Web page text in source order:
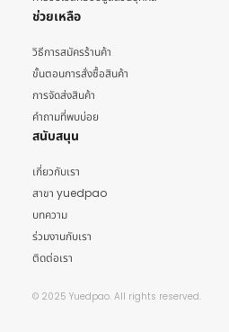
ช่วยเหลือ
วิธีการสมัครร้านค้า
ขั้นตอนการสั่งซื้อสินค้า
การจัดส่งสินค้า
คำถามที่พบบ่อย
สนับสนุน
เกี่ยวกับเรา
สาขา yuedpao
บทความ
ร่วมงานกับเรา
ติดต่อเรา
© 2025 Yuedpao. All rights reserved.